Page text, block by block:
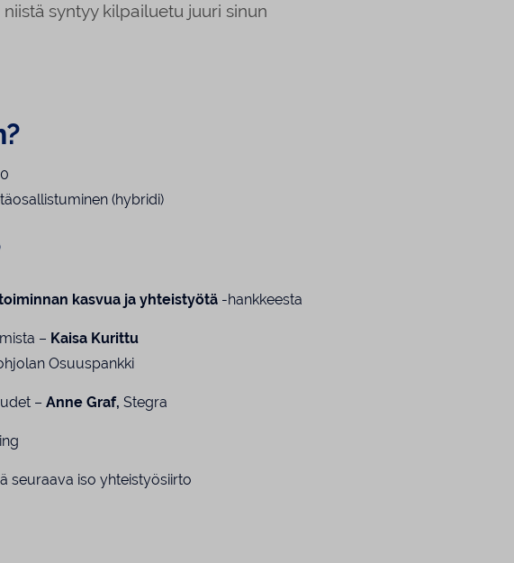
syntyy kilpailuetu juuri sinun
(hybridi)
kasvua ja yhteistyötä-hankkeesta
– Kaisa Kurittu
Osuuspankki
– Anne Graf, Stegra
seuraava iso yhteistyösiirto